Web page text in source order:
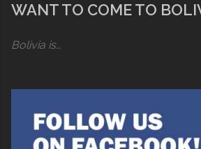
WANT TO COME TO
Bolivia is…